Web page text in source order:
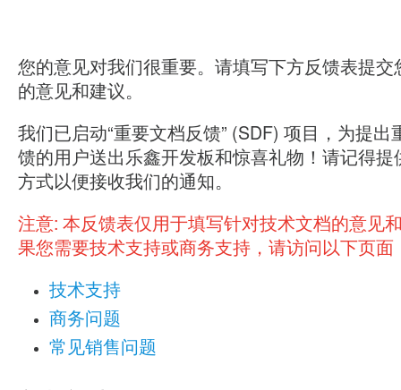
您的意见对我们很重要。请填写下方反馈表提交
的意见和建议。
我们已启动“重要文档反馈” (SDF) 项目，为提出
馈的用户送出乐鑫开发板和惊喜礼物！请记得提
方式以便接收我们的通知。
注意: 本反馈表仅用于填写针对技术文档的意见
果您需要技术支持或商务支持，请访问以下页面
技术支持
商务问题
常见销售问题